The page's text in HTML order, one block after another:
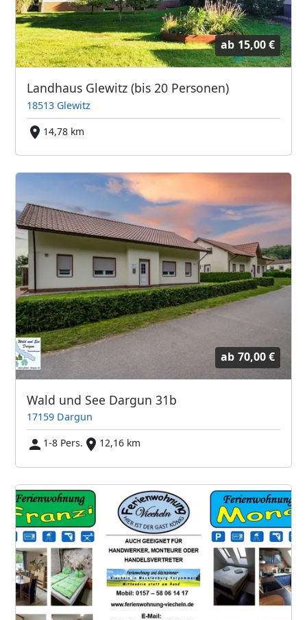
ab 15,00 €
Landhaus Glewitz (bis 20 Personen)
18513 Glewitz
14,78 km
ab 70,00 €
Wald und See Dargun 31b
17159 Dargun
1-8 Pers.
12,16 km